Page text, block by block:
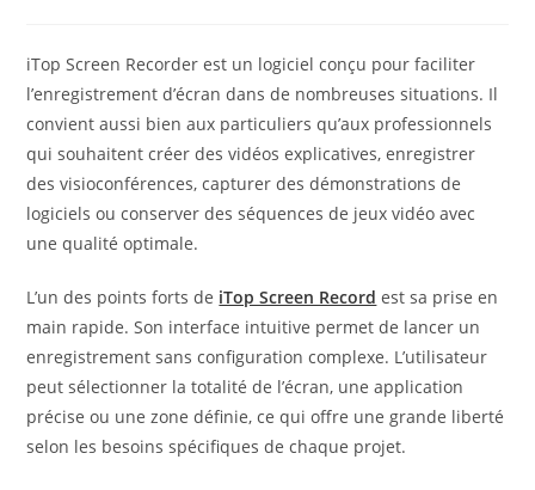
iTop Screen Recorder est un logiciel conçu pour faciliter
l’enregistrement d’écran dans de nombreuses situations. Il
convient aussi bien aux particuliers qu’aux professionnels
qui souhaitent créer des vidéos explicatives, enregistrer
des visioconférences, capturer des démonstrations de
logiciels ou conserver des séquences de jeux vidéo avec
une qualité optimale.
L’un des points forts de iTop Screen Record est sa prise en
main rapide. Son interface intuitive permet de lancer un
enregistrement sans configuration complexe. L’utilisateur
peut sélectionner la totalité de l’écran, une application
précise ou une zone définie, ce qui offre une grande liberté
selon les besoins spécifiques de chaque projet.